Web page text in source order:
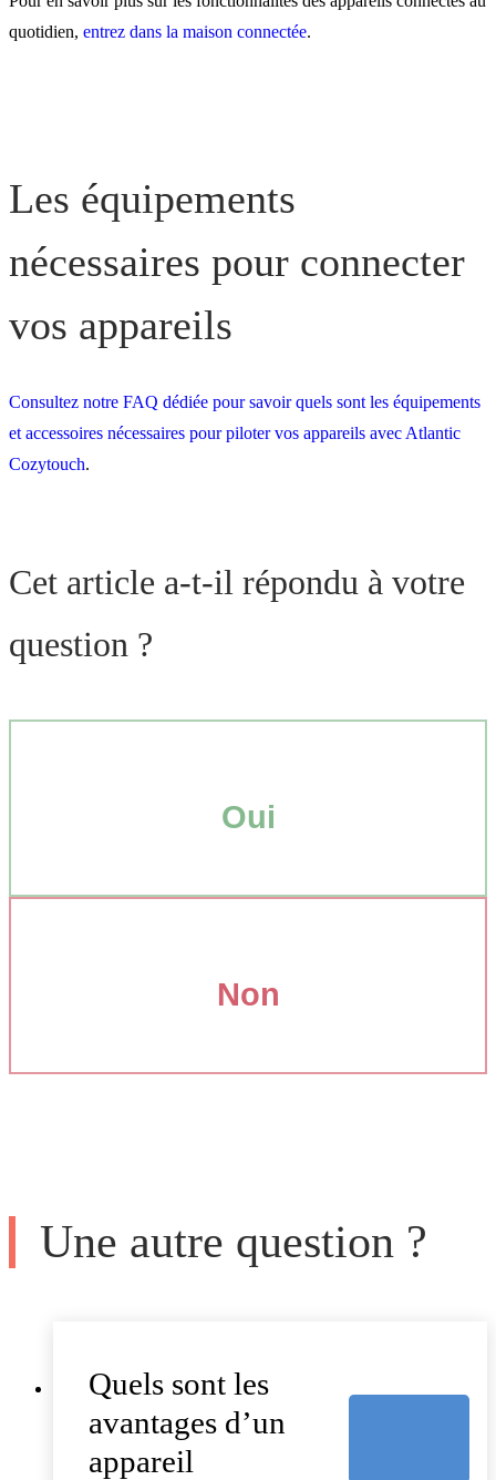
quotidien, entrez dans la maison connectée.
Les équipements
nécessaires pour connecter
vos appareils
Consultez notre FAQ dédiée pour savoir quels sont les équipements
et accessoires nécessaires pour piloter vos appareils avec Atlantic
Cozytouch.
Cet article a-t-il répondu à votre
question ?
Oui
Non
Une autre question ?
Quels sont les
avantages d’un
appareil